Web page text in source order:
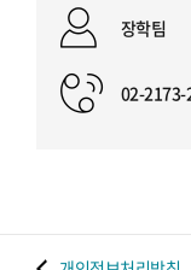
장학팀
02-2173-